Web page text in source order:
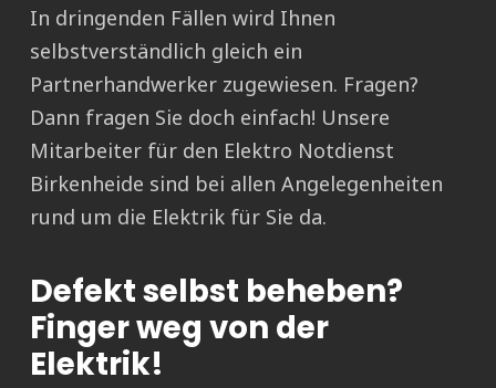
In dringenden Fällen wird Ihnen
selbstverständlich gleich ein
Partnerhandwerker zugewiesen. Fragen?
Dann fragen Sie doch einfach! Unsere
Mitarbeiter für den Elektro Notdienst
Birkenheide sind bei allen Angelegenheiten
rund um die Elektrik für Sie da.
Defekt selbst beheben?
Finger weg von der
Elektrik!